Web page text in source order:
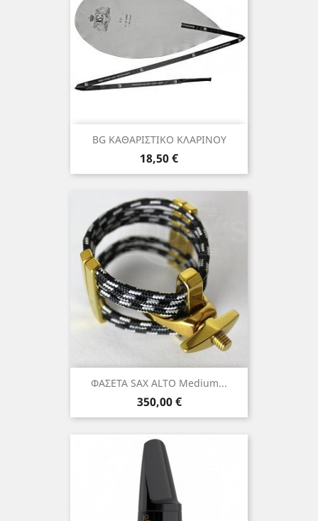
BG ΚΑΘΑΡΙΣΤΙΚΟ ΚΛΑΡΙΝΟΥ
Τιμή
18,50 €
ΦΑΣΕΤΑ SAX ALTO Medium...
Τιμή
350,00 €